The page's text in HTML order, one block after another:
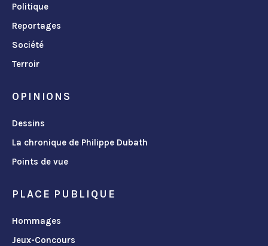
Politique
Reportages
Société
Terroir
OPINIONS
Dessins
La chronique de Philippe Dubath
Points de vue
PLACE PUBLIQUE
Hommages
Jeux-Concours